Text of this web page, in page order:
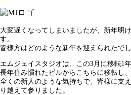
大変遅くなってしまいましたが、新年明
す。
皆様方はどのような新年を迎えられたでし
エムジェイスタジオは、この3月に移転1
長年住み慣れたビルからこちらに移転し
全くの新人のような気持ちで、皆様に支
り越えて参りました。